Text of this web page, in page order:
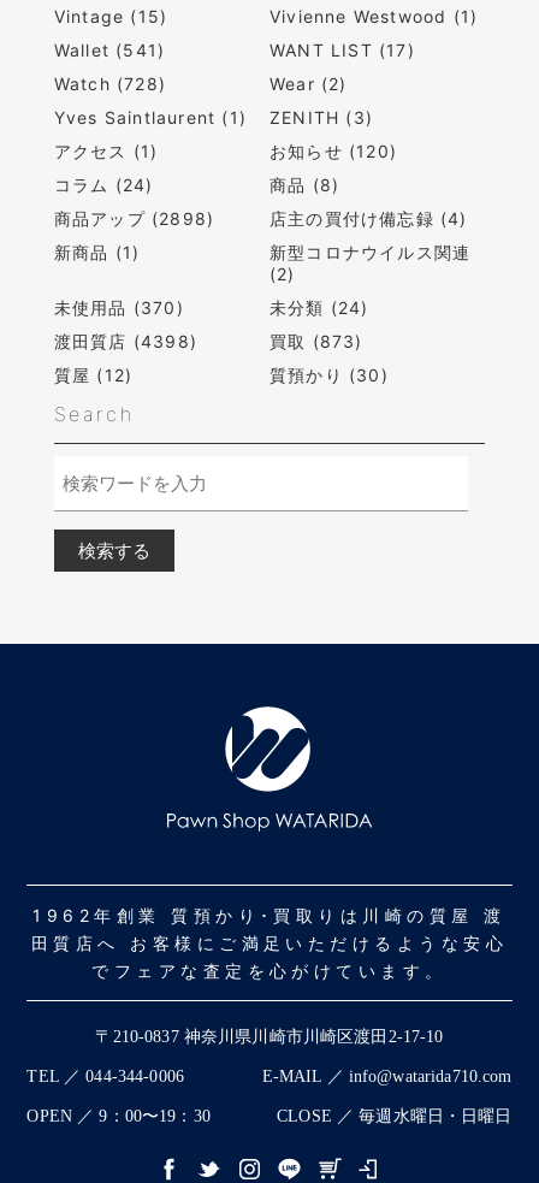
Vintage (15)
Vivienne Westwood (1)
Wallet (541)
WANT LIST (17)
Watch (728)
Wear (2)
Yves Saintlaurent (1)
ZENITH (3)
アクセス (1)
お知らせ (120)
コラム (24)
商品 (8)
商品アップ (2898)
店主の買付け備忘録 (4)
新商品 (1)
新型コロナウイルス関連
(2)
未使用品 (370)
未分類 (24)
渡田質店 (4398)
買取 (873)
質屋 (12)
質預かり (30)
Search
1962年創業 質預かり･買取りは川崎の質屋 渡
田質店へ お客様にご満足いただけるような安心
でフェアな査定を心がけています。
〒210-0837 神奈川県川崎市川崎区渡田2-17-10
TEL ／ 044-344-0006 E-MAIL ／ info@watarida710.com
OPEN ／ 9：00〜19：30 CLOSE ／ 毎週水曜日・日曜日